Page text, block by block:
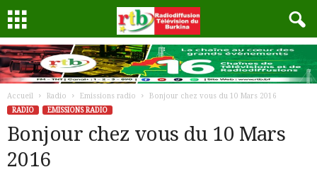
Accueil Radio Emissions radio
Bonjour chez vous du 10 Mars 2016
RADIO
EMISSIONS RADIO
Bonjour chez vous du 10 Mars
2016